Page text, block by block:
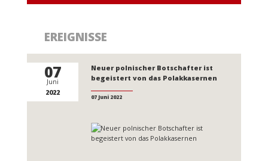
EREIGNISSE
07
Juni
2022
Neuer polnischer Botschafter ist
begeistert von das Polakkasernen
07 Juni 2022